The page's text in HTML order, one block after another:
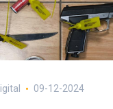
09-12-2024